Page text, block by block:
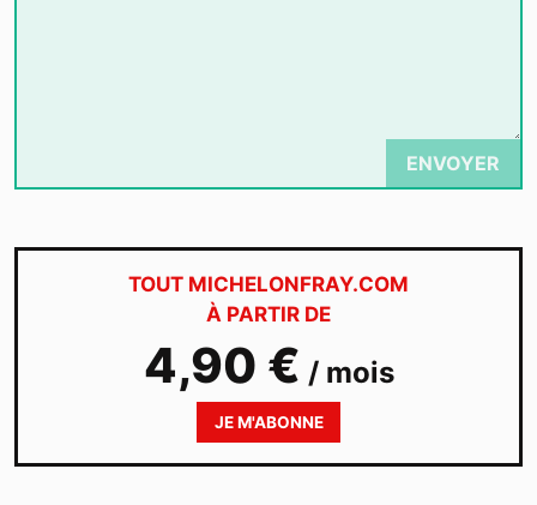
ENVOYER
TOUT MICHELONFRAY.COM
À PARTIR DE
4,90 € / mois
JE M'ABONNE